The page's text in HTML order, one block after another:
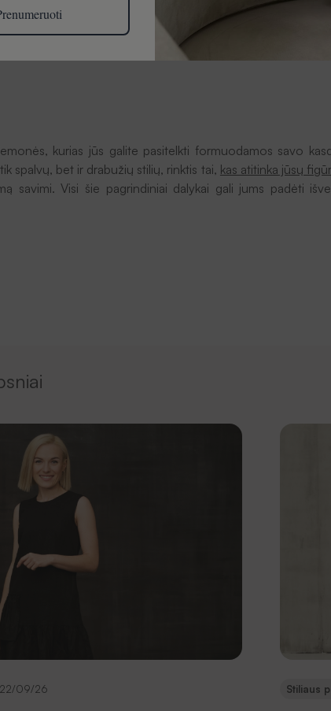
derinti drabužių spalvas“
kurias jūs galite pasitelkti formuodamos savo
spalvų, bet ir drabužių stilių, rinktis tai, kas atitinka jūsų
savimi. Visi šie pagrindiniai dalykai gali jums padėti
09/26 Stiliaus